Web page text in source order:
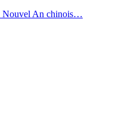
Nouvel An chinois…